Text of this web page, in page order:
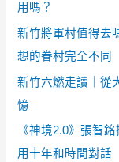
用嗎？
新竹將軍村值得去
想的眷村完全不同
新竹六燃走讀｜從
憶
《神境2.0》張智
用十年和時間對話